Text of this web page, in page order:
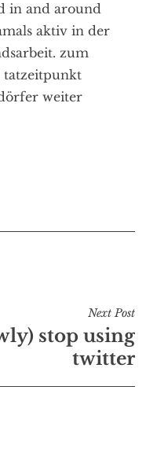
in and around
aktiv in der
zum
tatzeitpunkt
weiter
Next Post
stop using
twitter